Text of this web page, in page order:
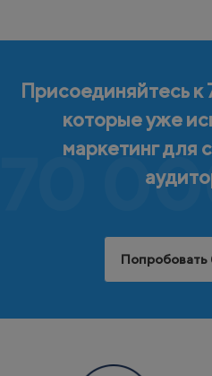
70
Присоединяйтесь к
которые уже
маркетинг для
Попробовать